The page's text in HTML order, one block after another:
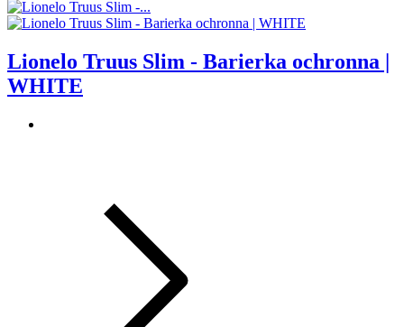
Lionelo Truus Slim - Barierka ochronna |
WHITE